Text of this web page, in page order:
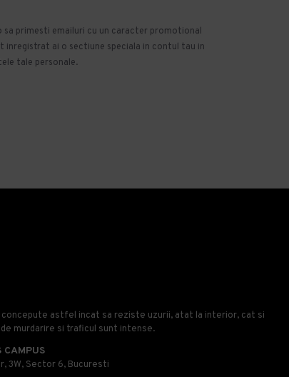
primesti emailuri cu un caracter promotional
ai o sectiune speciala in contul tau in
tale personale.
astfel incat sa reziste uzurii, atat la interior, cat si
murdarire si traficul sunt intense.
CAMPUS
3W, Sector 6, Bucuresti